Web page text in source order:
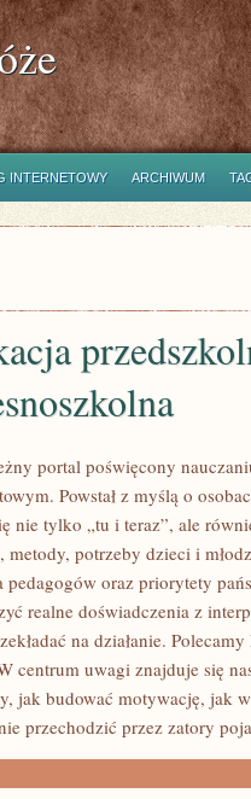
INTERNETOWY ARCHIWUM
portal poświęcony
Powstał z myślą o
nie tylko „tu i teraz”, ale
metody, potrzeby dzieci i
pedagogów oraz priorytety
realne doświadczenia z
na działanie.
centrum uwagi znajduje się
jak budować motywację, jak
przechodzić przez zatory